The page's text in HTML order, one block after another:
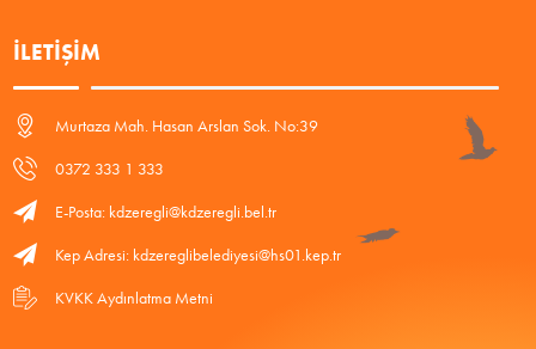
İLETIŞIM
Murtaza Mah. Hasan Arslan Sok. No:39
0372 333 1 333
E-Posta: kdzeregli@kdzeregli.bel.tr
Kep Adresi: kdzereglibelediyesi@hs01.kep.tr
KVKK Aydınlatma Metni